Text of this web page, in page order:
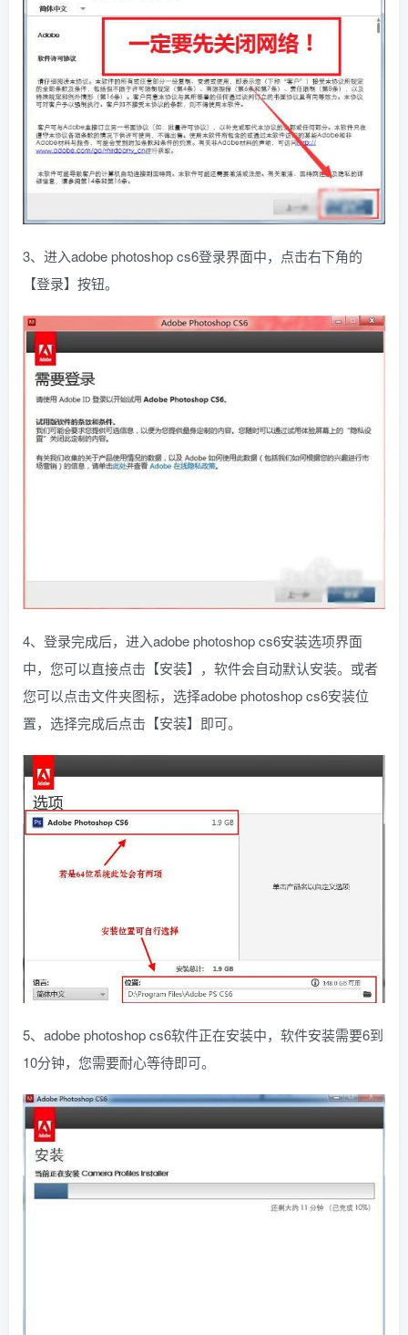
3、进入adobe photoshop cs6登录界面中，点击右下角的
【登录】按钮。
4、登录完成后，进入adobe photoshop cs6安装选项界面
中，您可以直接点击【安装】，软件会自动默认安装。或者
您可以点击文件夹图标，选择adobe photoshop cs6安装位
置，选择完成后点击【安装】即可。
5、adobe photoshop cs6软件正在安装中，软件安装需要6到
10分钟，您需要耐心等待即可。